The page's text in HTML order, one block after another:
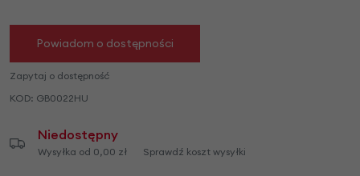
Powiadom o dostępności
Zapytaj o dostępność
KOD: GB0022HU
Niedostępny
Wysyłka od 0,00 zł Sprawdź koszt wysyłki